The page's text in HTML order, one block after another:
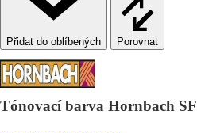
Porovnat
Tónovací barva Hornbach